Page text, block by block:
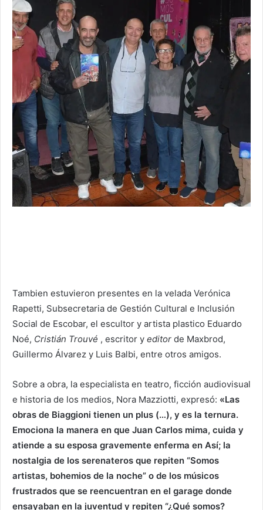
Tambien estuvieron presentes en la velada Verónica
Rapetti, Subsecretaria de Gestión Cultural e Inclusión
Social de Escobar, el escultor y artista plastico Eduardo
Noé, Cristián Trouvé , escritor y editor de Maxbrod,
Guillermo Álvarez y Luis Balbi, entre otros amigos.
Sobre a obra, la especialista en teatro, ficción audiovisual
e historia de los medios, Nora Mazziotti, expresó: «Las
obras de Biaggioni tienen un plus (…), y es la ternura.
Emociona la manera en que Juan Carlos mima, cuida y
atiende a su esposa gravemente enferma en Así; la
nostalgia de los serenateros que repiten “Somos
artistas, bohemios de la noche” o de los músicos
frustrados que se reencuentran en el garage donde
ensayaban en la juventud y repiten “¿Qué somos?